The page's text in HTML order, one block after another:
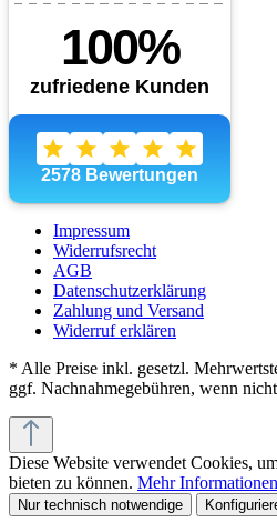
Impressum
Widerrufsrecht
AGB
Datenschutzerklärung
Zahlung und Versand
Widerruf erklären
* Alle Preise inkl. gesetzl.
ggf. Nachnahmegebühren, wenn
Diese Website verwendet Cookies,
bieten zu können. Mehr
Nur technisch notwendige